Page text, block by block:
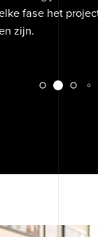
fase het
zijn.